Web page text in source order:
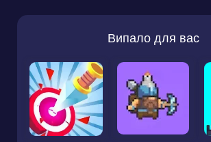
Випало для вас